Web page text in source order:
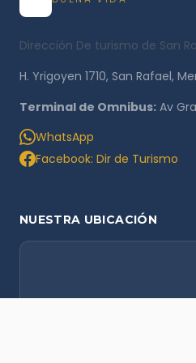
Dirección De turismo de San
H. Yrigoyen 1710, San Rafael,
Terminal de Omnibus: Av
WhatsApp
Facebook: Dir de Turismo
NUESTRA UBICACIÓN